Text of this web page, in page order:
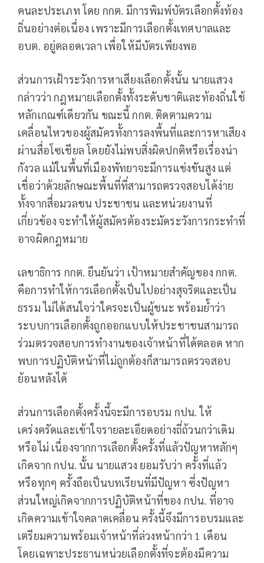
คนละประเภท โดย กกต. มีการพิมพ์บัตรเลือกตั้งท้อง
ถิ่นอย่างต่อเนื่อง เพราะมีการเลือกตั้งเทศบาลและ
อบต. อยู่ตลอดเวลา เพื่อให้มีบัตรเพียงพอ
ส่วนการเฝ้าระวังการหาเสียงเลือกตั้งนั้น นายแสวง
กล่าวว่า กฎหมายเลือกตั้งทั้งระดับชาติและท้องถิ่นใช้
หลักเกณฑ์เดียวกัน ขณะนี้ กกต. ติดตามความ
เคลื่อนไหวของผู้สมัครทั้งการลงพื้นที่และการหาเสียง
ผ่านสื่อโซเชียล โดยยังไม่พบสิ่งผิดปกติหรือเรื่องน่า
กังวล แม้ในพื้นที่เมืองพัทยาจะมีการแข่งขันสูง แต่
เชื่อว่าด้วยลักษณะพื้นที่ที่สามารถตรวจสอบได้ง่าย
ทั้งจากสื่อมวลชน ประชาชน และหน่วยงานที่
เกี่ยวข้อง จะทำให้ผู้สมัครต้องระมัดระวังการกระทำที่
อาจผิดกฎหมาย
เลขาธิการ กกต. ยืนยันว่า เป้าหมายสำคัญของ กกต.
คือการทำให้การเลือกตั้งเป็นไปอย่างสุจริตและเป็น
ธรรม ไม่ได้สนใจว่าใครจะเป็นผู้ชนะ พร้อมย้ำว่า
ระบบการเลือกตั้งถูกออกแบบให้ประชาชนสามารถ
ร่วมตรวจสอบการทำงานของเจ้าหน้าที่ได้ตลอด หาก
พบการปฏิบัติหน้าที่ไม่ถูกต้องก็สามารถตรวจสอบ
ย้อนหลังได้
ส่วนการเลือกตั้งครั้งนี้จะมีการอบรม กปน. ให้
เคร่งครัดและเข้าใจรายละเอียดอย่างถี่ถ้วนกว่าเดิม
หรือไม่ เนื่องจากการเลือกตั้งครั้งที่แล้วปัญหาหลักๆ
เกิดจาก กปน. นั้น นายแสวง ยอมรับว่า ครั้งที่แล้ว
หรือทุกๆ ครั้งถือเป็นบทเรียนที่มีปัญหา ซึ่งปัญหา
ส่วนใหญ่เกิดจากการปฏิบัติหน้าที่ของ กปน. ที่อาจ
เกิดความเข้าใจคลาดเคลื่อน ครั้งนี้จึงมีการอบรมและ
เตรียมความพร้อมเจ้าหน้าที่ล่วงหน้ากว่า 1 เดือน
โดยเฉพาะประธานหน่วยเลือกตั้งที่จะต้องมีความ